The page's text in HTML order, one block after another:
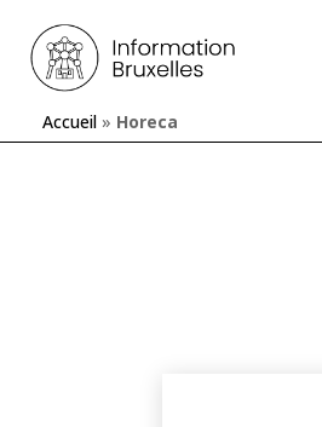
Accueil » Horeca